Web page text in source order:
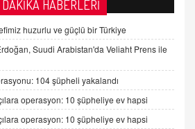
korunması ve dijital hukukun
Geldi, Hangi Önlemler Alınmalı?
DAKİKA HABERLERİ
huzurlu ve güçlü bir Türkiye
Suudi Arabistan'da Veliaht Prens ile
104 şüpheli yakalandı
operasyon: 10 şüpheliye ev hapsi
operasyon: 10 şüpheliye ev hapsi